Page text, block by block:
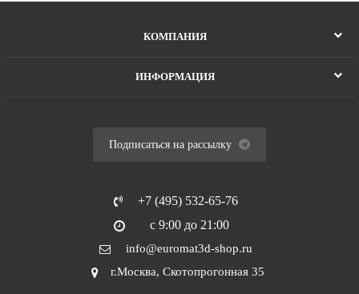
КОМПАНИЯ
ИНФОРМАЦИЯ
Подписаться на рассылку
+7 (495) 532-65-76
с 9:00 до 21:00
info@euromat3d-shop.ru
г.Москва, Скотопрогонная 35